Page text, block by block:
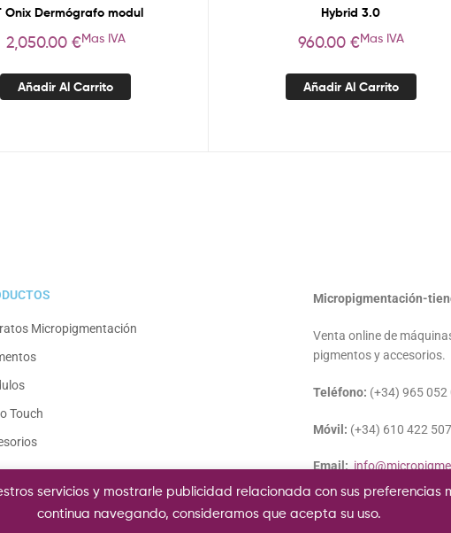
Onix Dermógrafo modul
2,050.00 €Mas IVA
Añadir Al Carrito
Hybrid 3.0
960.00 €Mas IVA
Añadir Al Carrito
Micropigmentación
Touch
Micropigmentación-
Venta online de
pigmentos y accesorios.
Teléfono: (+34) 965 052
Móvil: (+34) 610 422 507
Email:
servicios y mostrarle publicidad relacionada con sus
continua navegando, consideramos que acepta su uso.